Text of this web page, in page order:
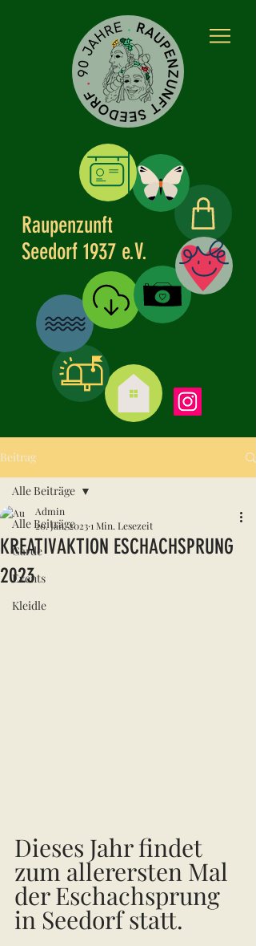
Raupenzunft
Seedorf 1937 e.V.
Kleidle
Beitrag
Alle Beiträge
Garde
Events
Kleidle
Alle Beiträge
KREATIVAKTION ESCHACHSPRUNG
2023
Admin
20. Jan. 20231 Min. Lesezeit
Dieses Jahr findet
zum allerersten Mal
der Eschachsprung
in Seedorf statt.